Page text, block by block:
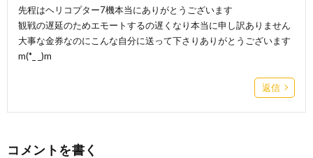
先程はヘリコプター7機本当にありがとうございます
観戦の遅延のためエモートするの遅くなり本当に申し訳ありません
大事な金券なのにこんな自分に送って下さりありがとうございます
m(*_ _)m
返信
コメントを書く